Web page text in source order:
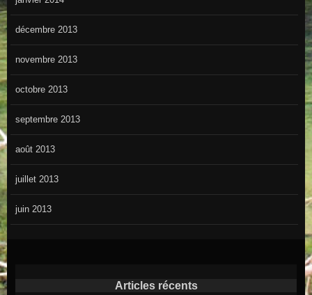
décembre 2013
novembre 2013
octobre 2013
septembre 2013
août 2013
juillet 2013
juin 2013
Articles récents